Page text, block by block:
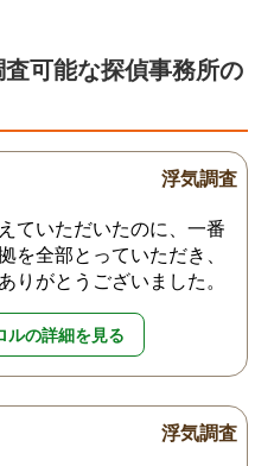
可能な探偵事務所の
浮気調査
ていただいたのに、一番
を全部とっていただき、
りがとうございました。
ルの詳細を見る
浮気調査